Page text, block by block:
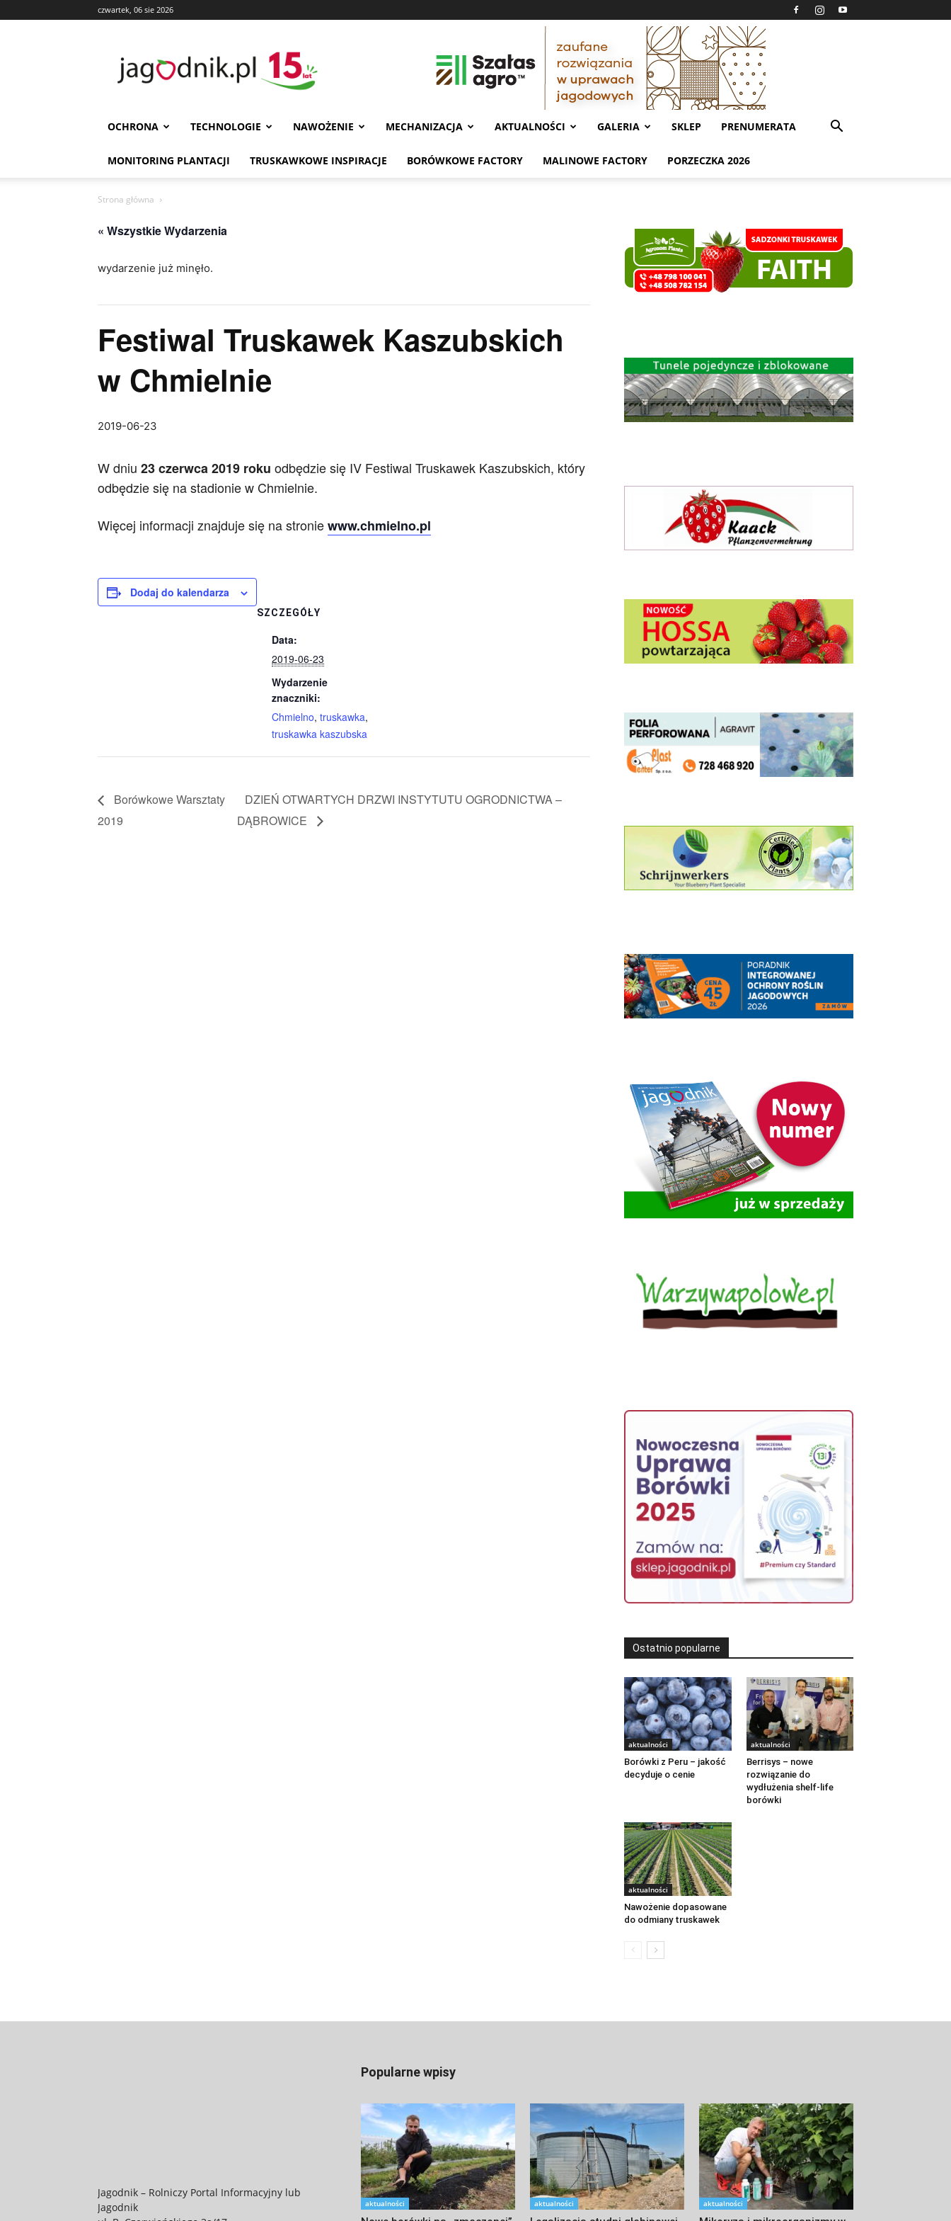
czwartek, 06 sie 2026
OCHRONA TECHNOLOGIE NAWOŻENIE MECHANIZACJA AKTUALNOŚCI GALERIA SKLEP PRENUMERATA
MONITORING PLANTACJI TRUSKAWKOWE INSPIRACJE BORÓWKOWE FACTORY MALINOWE FACTORY PORZECZKA 2026
Strona główna
« Wszystkie Wydarzenia
wydarzenie już minęło.
Festiwal Truskawek Kaszubskich
w Chmielnie
2019-06-23
W dniu 23 czerwca 2019 roku odbędzie się IV Festiwal Truskawek Kaszubskich, który
odbędzie się na stadionie w Chmielnie.
Więcej informacji znajduje się na stroniewww.chmielno.pl
Dodaj do kalendarza
SZCZEGÓŁY
Data:
2019-06-23
Wydarzenie
znaczniki:
Chmielno, truskawka,
truskawka kaszubska
Borówkowe Warsztaty
2019
DZIEŃ OTWARTYCH DRZWI INSTYTUTU OGRODNICTWA –
DĄBROWICE
Ostatnio popularne
aktualności
Borówki z Peru – jakość
decyduje o cenie
aktualności
Berrisys – nowe
rozwiązanie do
wydłużenia shelf-life
borówki
aktualności
Nawożenie dopasowane
do odmiany truskawek
Jagodnik – Rolniczy Portal Informacyjny lub
Jagodnik
Popularne wpisy
aktualności aktualności aktualności